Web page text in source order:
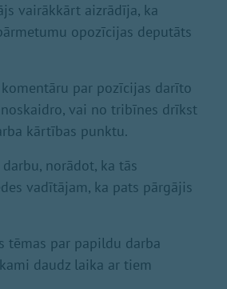
vairākkārt aizrādīja, ka
opozīcijas deputāts
par pozīcijas darīto
vai no tribīnes drīkst
kārtības punktu.
norādot, ka tās
vadītājam, ka pats pārgājis
tēmas par papildu darba
daudz laika ar tiem